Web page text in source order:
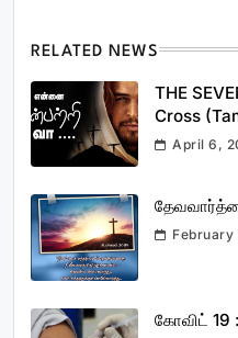
RELATED NEWS
THE
Cross
April 6,
February
கோவிட்